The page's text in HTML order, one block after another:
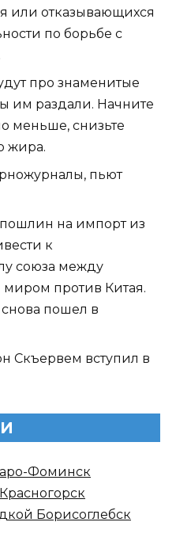
или отказывающихся
по борьбе с
про знаменитые
им раздали. Начните
меньше, снизьте
жира.
пьют
на импорт из
к
союза между
против Китая.
снова пошел в
Скъервем вступил в
Фоминск
Борисоглебск